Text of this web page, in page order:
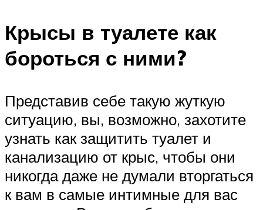
Крысы в туалете как
бороться с ними?
Представив себе такую жуткую
ситуацию, вы, возможно, захотите
узнать как защитить туалет и
канализацию от крыс, чтобы они
никогда даже не думали вторгаться
к вам в самые интимные для вас